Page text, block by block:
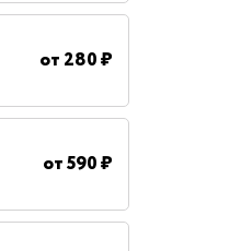
от 280 ₽
от590 ₽